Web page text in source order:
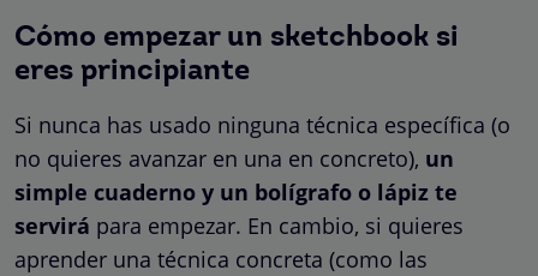
Cómo empezar un sketchbook si
eres principiante
Si nunca has usado ninguna técnica específica (o
no quieres avanzar en una en concreto), un
simple cuaderno y un bolígrafo o lápiz te
servirá para empezar. En cambio, si quieres
aprender una técnica concreta (como las